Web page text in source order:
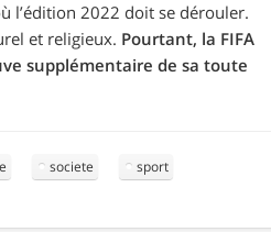
l’édition 2022 doit se dérouler.
et religieux. Pourtant, la FIFA
supplémentaire de sa toute
societe sport